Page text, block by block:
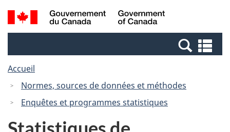
Passer
au
Passer
à
Canada
Recherche
et
et
Accueil
Normes, sources de données et méthodes
Enquêtes et programmes statistiques